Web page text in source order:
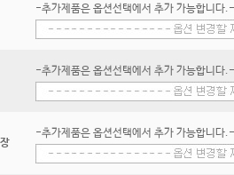
-추가제품은 옵션선택에서 추가 가능합니다.-
-추가제품은 옵션선택에서 추가 가능합니다.-
-추가제품은 옵션선택에서 추가 가능합니다.-